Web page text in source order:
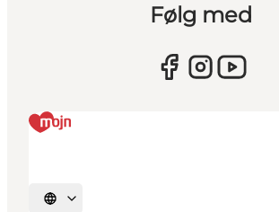
Følg med
Vælg sprog